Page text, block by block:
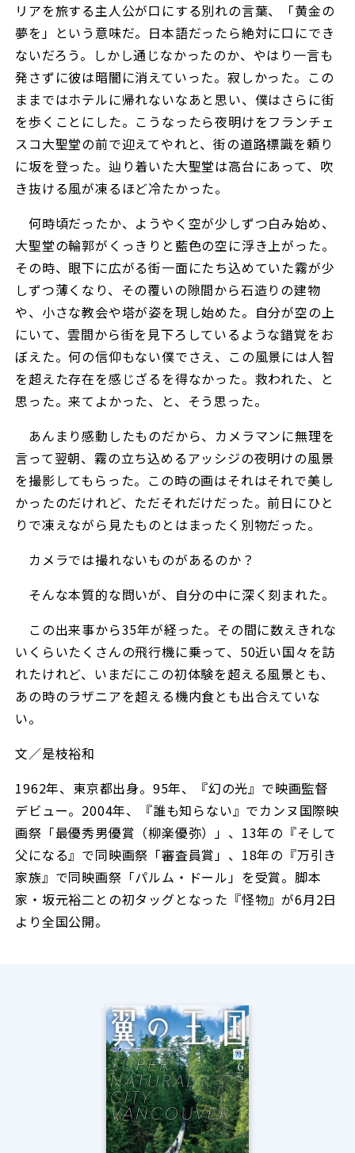
リアを旅する主人公が口にする別れの言葉、「黄金の
夢を」という意味だ。日本語だったら絶対に口にでき
ないだろう。しかし通じなかったのか、やはり一言も
発さずに彼は暗闇に消えていった。寂しかった。この
ままではホテルに帰れないなあと思い、僕はさらに街
を歩くことにした。こうなったら夜明けをフランチェ
スコ大聖堂の前で迎えてやれと、街の道路標識を頼り
に坂を登った。辿り着いた大聖堂は高台にあって、吹
き抜ける風が凍るほど冷たかった。
何時頃だったか、ようやく空が少しずつ白み始め、
大聖堂の輪郭がくっきりと藍色の空に浮き上がった。
その時、眼下に広がる街一面にたち込めていた霧が少
しずつ薄くなり、その覆いの隙間から石造りの建物
や、小さな教会や塔が姿を現し始めた。自分が空の上
にいて、雲間から街を見下ろしているような錯覚をお
ぼえた。何の信仰もない僕でさえ、この風景には人智
を超えた存在を感じざるを得なかった。救われた、と
思った。来てよかった、と、そう思った。
あんまり感動したものだから、カメラマンに無理を
言って翌朝、霧の立ち込めるアッシジの夜明けの風景
を撮影してもらった。この時の画はそれはそれで美し
かったのだけれど、ただそれだけだった。前日にひと
りで凍えながら見たものとはまったく別物だった。
カメラでは撮れないものがあるのか？
そんな本質的な問いが、自分の中に深く刻まれた。
この出来事から35年が経った。その間に数えきれな
いくらいたくさんの飛行機に乗って、50近い国々を訪
れたけれど、いまだにこの初体験を超える風景とも、
あの時のラザニアを超える機内食とも出合えていな
い。
文／是枝裕和
1962年、東京都出身。95年、『幻の光』で映画監督
デビュー。2004年、『誰も知らない』でカンヌ国際映
画祭「最優秀男優賞（柳楽優弥）」、13年の『そして
父になる』で同映画祭「審査員賞」、18年の『万引き
家族』で同映画祭「パルム・ドール」を受賞。脚本
家・坂元裕二との初タッグとなった『怪物』が6月2日
より全国公開。